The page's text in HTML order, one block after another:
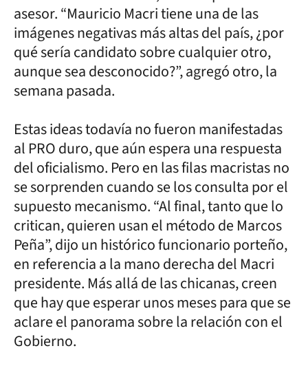
asesor. “Mauricio Macri tiene una de las
imágenes negativas más altas del país, ¿por
qué sería candidato sobre cualquier otro,
aunque sea desconocido?”, agregó otro, la
semana pasada.
Estas ideas todavía no fueron manifestadas
al PRO duro, que aún espera una respuesta
del oficialismo. Pero en las filas macristas no
se sorprenden cuando se los consulta por el
supuesto mecanismo. “Al final, tanto que lo
critican, quieren usan el método de Marcos
Peña”, dijo un histórico funcionario porteño,
en referencia a la mano derecha del Macri
presidente. Más allá de las chicanas, creen
que hay que esperar unos meses para que se
aclare el panorama sobre la relación con el
Gobierno.